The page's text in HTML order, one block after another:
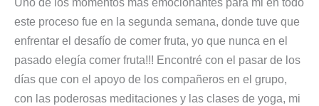
este proceso fue en la segunda semana, donde tuve que
enfrentar el desafío de comer fruta, yo que nunca en el
pasado elegía comer fruta!!! Encontré con el pasar de los
días que con el apoyo de los compañeros en el grupo,
con las poderosas meditaciones y las clases de yoga, mi